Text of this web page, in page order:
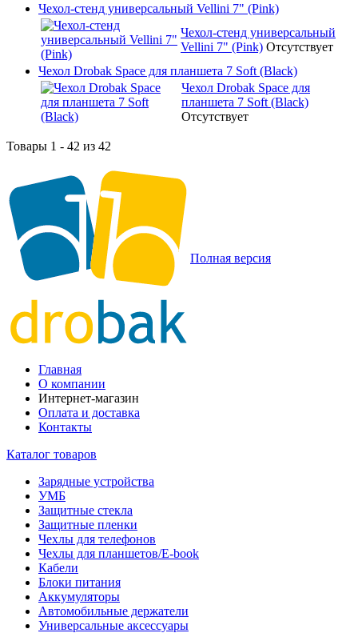
Чехол-стенд универсальный Vellini 7" (Pink)
Чехол-стенд универсальный
Vellini 7" (Pink) Отсутствует
Чехол Drobak Space для планшета 7 Soft (Black)
Чехол Drobak Space для
планшета 7 Soft (Black)
Отсутствует
Товары 1 - 42 из 42
Полная версия
Главная
О компании
Интернет-магазин
Оплата и доставка
Контакты
Каталог товаров
Зарядные устройства
УМБ
Защитные стекла
Защитные пленки
Чехлы для телефонов
Чехлы для планшетов/E-book
Кабели
Блоки питания
Аккумуляторы
Автомобильные держатели
Универсальные аксессуары